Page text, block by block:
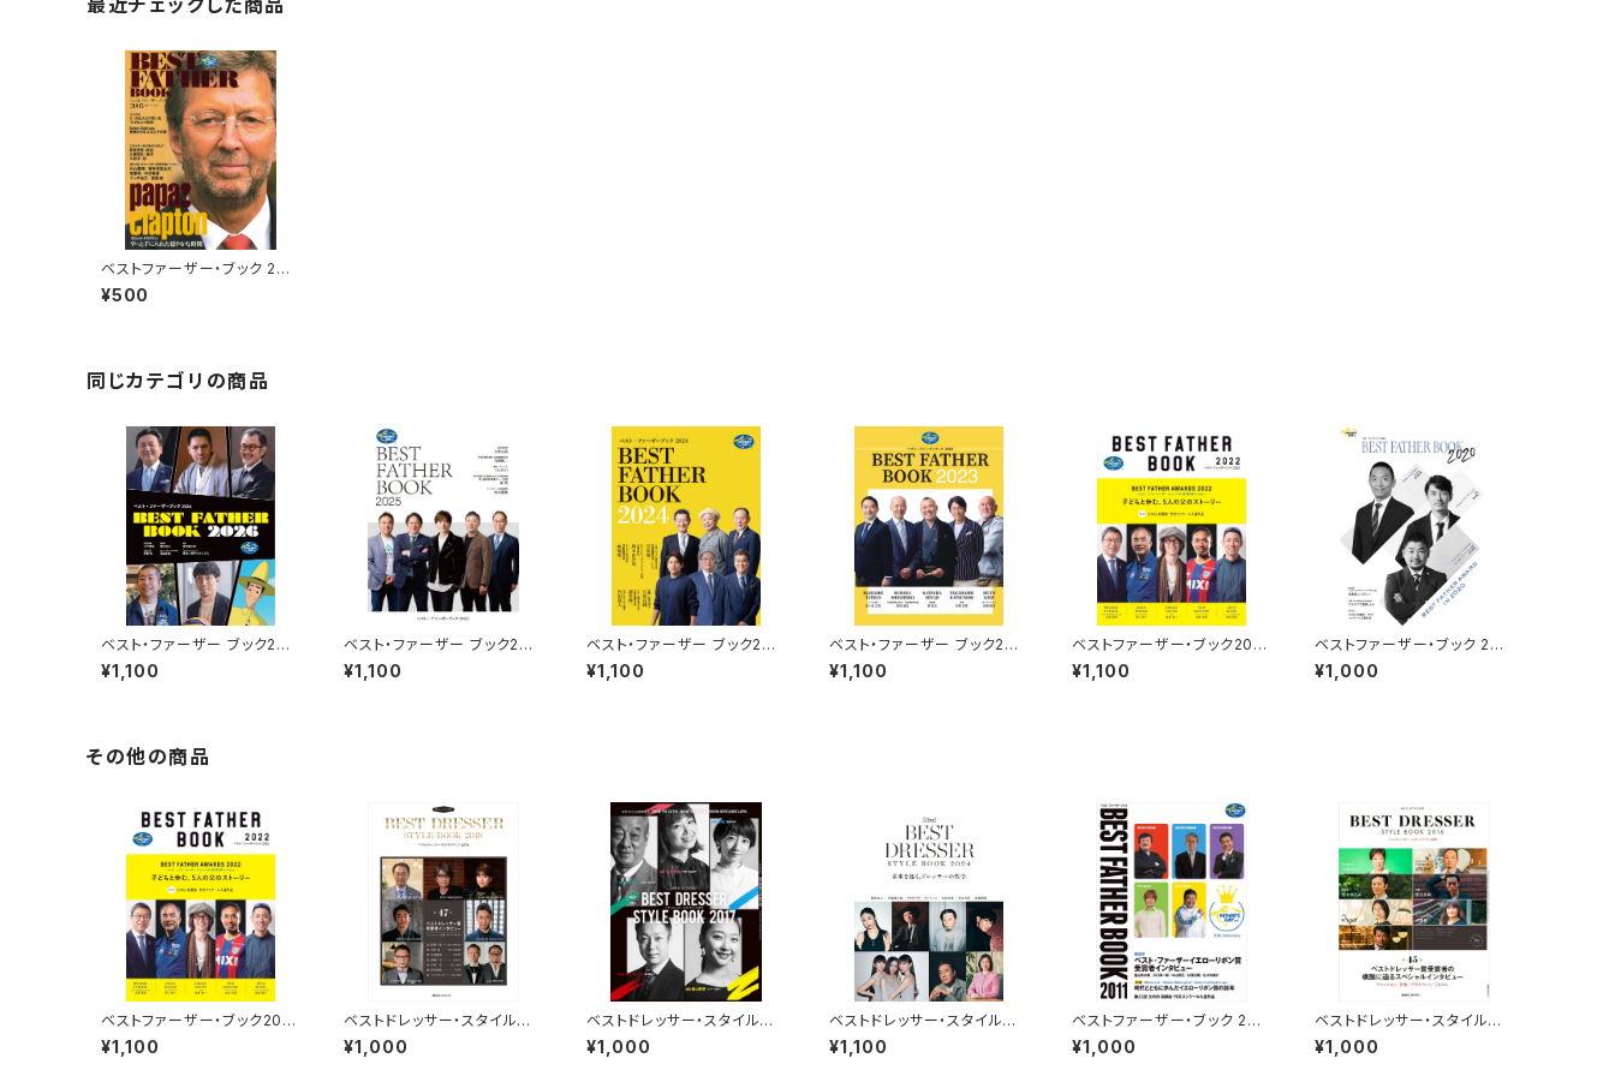
最近チェックした商品
ベストファーザー・ブック 200
5
¥500
同じカテゴリの商品
ベスト・ファーザー ブック202
6
¥1,100
ベスト・ファーザー ブック202
5
¥1,100
ベスト・ファーザー ブック202
4
¥1,100
ベスト・ファーザー ブック202
3
¥1,100
ベストファーザー・ブック202
2
¥1,100
ベストファーザー・ブック 202
0
¥1,000
その他の商品
ベストファーザー・ブック202
2
¥1,100
ベストドレッサー・スタイルブッ
ク 2018
¥1,000
ベストドレッサー・スタイルブッ
ク 2017
¥1,000
ベストドレッサー・スタイルブッ
ク 2024
¥1,100
ベストファーザー・ブック 201
1
¥1,000
ベストドレッサー・スタイルブッ
ク 2016
¥1,000